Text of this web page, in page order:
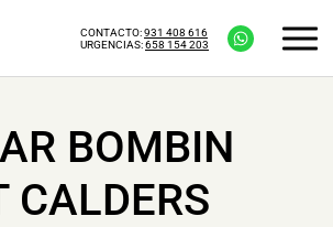
CONTACTO:931 408 616
URGENCIAS:658 154 203
BOMBIN
CALDERS